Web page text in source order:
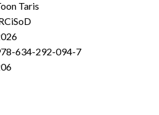
Taris
634-292-094-7